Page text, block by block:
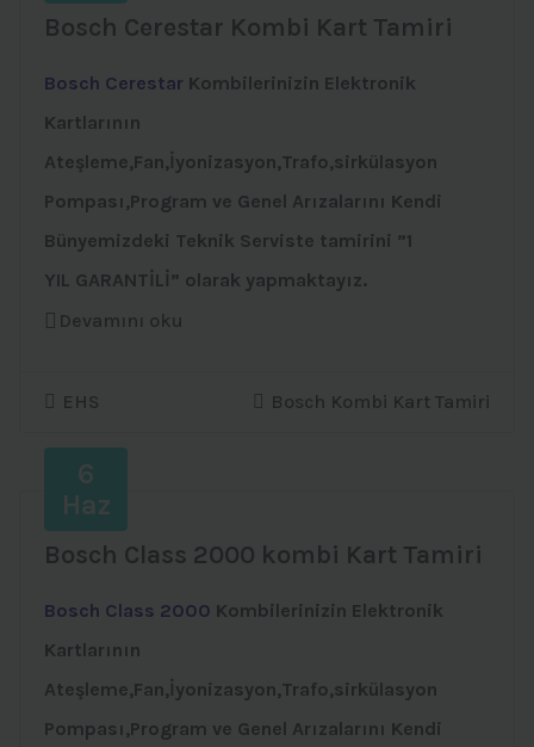
Bosch Cerestar Kombi Kart Tamiri
Bosch Cerestar Kombilerinizin Elektronik
Kartlarının
Ateşleme,Fan,İyonizasyon,Trafo,sirkülasyon
Pompası,Program ve Genel Arızalarını Kendi
Bünyemizdeki Teknik Serviste tamirini ”1
YIL GARANTİLİ” olarak yapmaktayız.
Devamını oku
EHS Bosch Kombi Kart Tamiri
6
Haz
Bosch Class 2000 kombi Kart Tamiri
Bosch Class 2000 Kombilerinizin Elektronik
Kartlarının
Ateşleme,Fan,İyonizasyon,Trafo,sirkülasyon
Pompası,Program ve Genel Arızalarını Kendi